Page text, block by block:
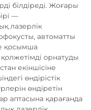
білдіреді. Жоғары
—
лазерлік
автоматты
қосымша
орнатуды
екіншісіне
өндірістік
өндіретін
аптасына қарағанда